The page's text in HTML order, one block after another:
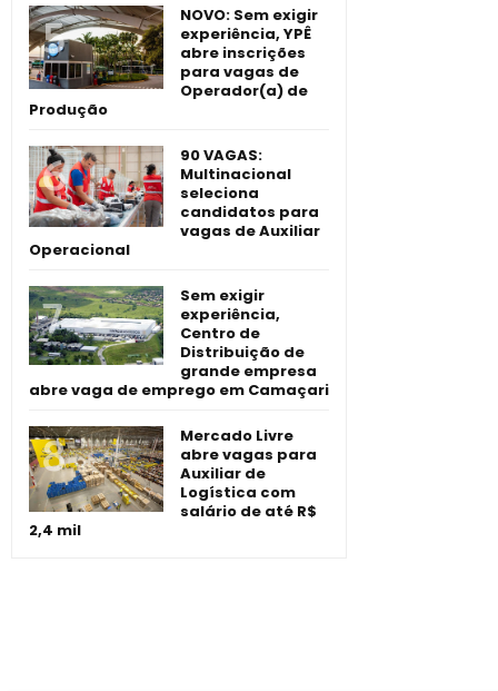
NOVO: Sem exigir
experiência, YPÊ
abre inscrições
para vagas de
Operador(a) de
Produção
90 VAGAS:
Multinacional
seleciona
candidatos para
vagas de Auxiliar
Operacional
Sem exigir
experiência,
Centro de
Distribuição de
grande empresa
abre vaga de emprego em Camaçari
Mercado Livre
abre vagas para
Auxiliar de
Logística com
salário de até R$
2,4 mil